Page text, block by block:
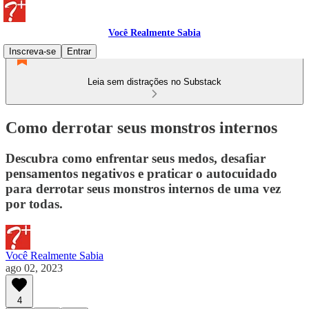
Você Realmente Sabia
Inscreva-se
Entrar
Leia sem distrações no Substack
Como derrotar seus monstros internos
Descubra como enfrentar seus medos, desafiar
pensamentos negativos e praticar o autocuidado
para derrotar seus monstros internos de uma vez
por todas.
Você Realmente Sabia
ago 02, 2023
4